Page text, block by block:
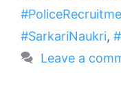
#SarkariNaukri,
Leave a